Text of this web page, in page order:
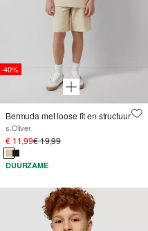
-40%
Bermuda met loose fit en structuur
s.Oliver
€ 11,99€ 19,99
DUURZAME